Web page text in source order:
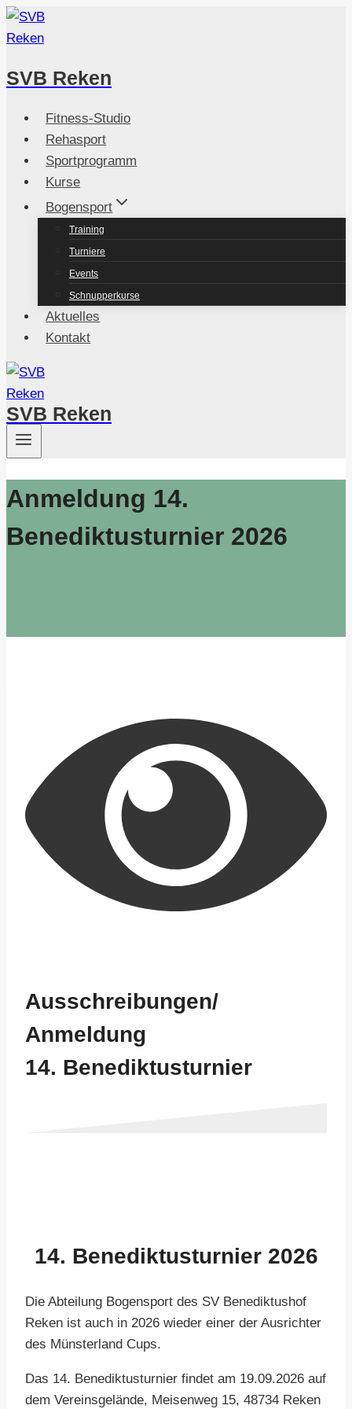
Zum
Inhalt
SVB Reken
Fitness-Studio
Rehasport
Sportprogramm
Kurse
Bogensport
Training
Turniere
Events
Schnupperkurse
Aktuelles
Kontakt
SVB Reken
Anmeldung 14.
Benediktusturnier 2026
Ausschreibungen/
Anmeldung
14. Benediktusturnier
14. Benediktusturnier 2026
Die Abteilung Bogensport des SV Benediktushof
Reken ist auch in 2026 wieder einer der Ausrichter
des Münsterland Cups.
Das 14. Benediktusturnier findet am 19.09.2026 auf
dem Vereinsgelände, Meisenweg 15, 48734 Reken